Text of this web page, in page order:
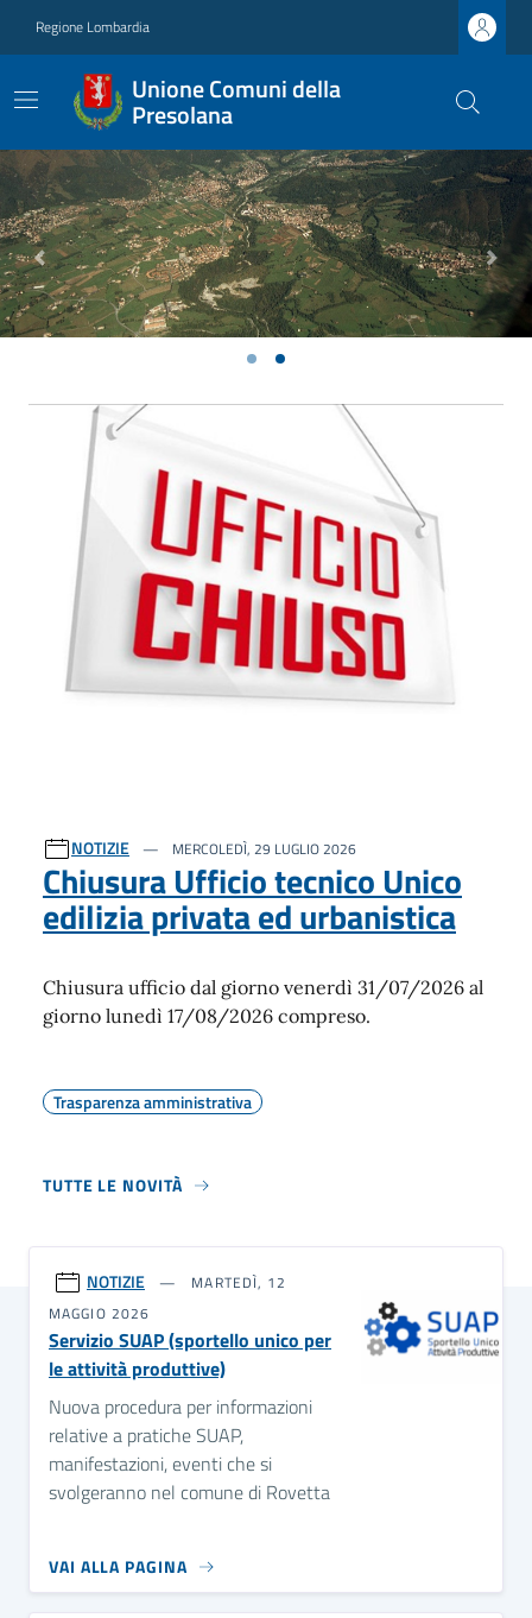
Regione Lombardia
Unione Comuni della
Presolana
Previous Next
Ultime notizie
NOTIZIE MERCOLEDÌ, 29 LUGLIO 2026
Chiusura Ufficio tecnico Unico
edilizia privata ed urbanistica
Chiusura ufficio dal giorno venerdì 31/07/2026 al
giorno lunedì 17/08/2026 compreso.
Trasparenza amministrativa
TUTTE LE NOVITÀ
NOTIZIE
MARTEDÌ, 12
MAGGIO 2026
Servizio SUAP (sportello unico per
le attività produttive)
Nuova procedura per informazioni
relative a pratiche SUAP,
manifestazioni, eventi che si
svolgeranno nel comune di Rovetta
VAI ALLA PAGINA